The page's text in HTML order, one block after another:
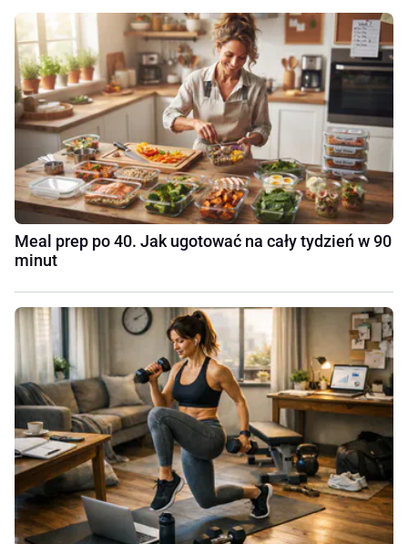
Meal prep po 40. Jak ugotować na cały tydzień w 90
minut